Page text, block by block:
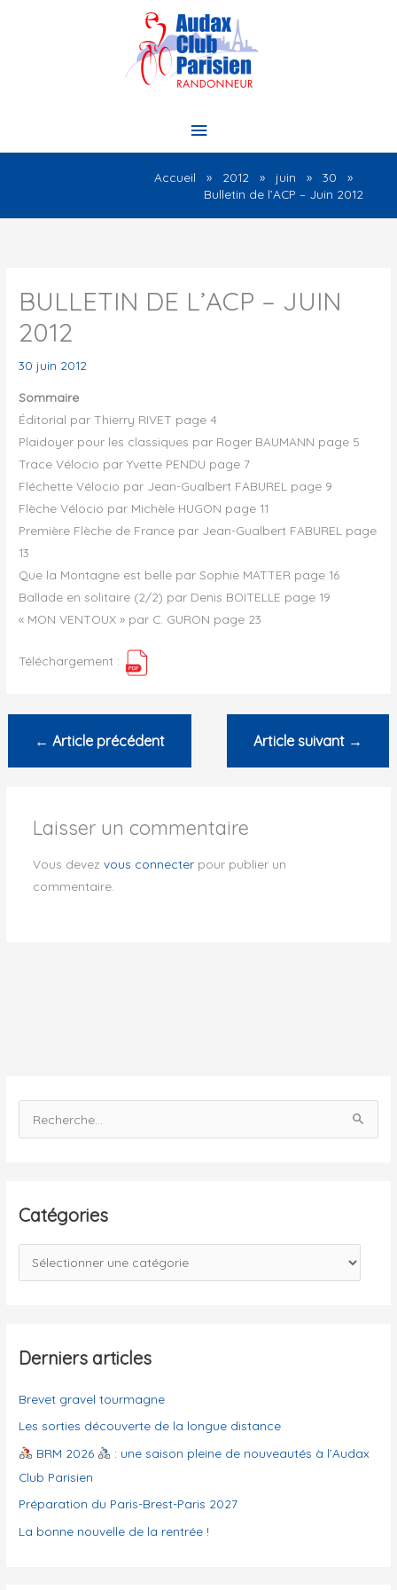
Menu
Accueil 2012 juin
30
Bulletin de l’ACP – Juin 2012
BULLETIN DE L’ACP – JUIN
2012
30 juin 2012
Sommaire
Éditorial par Thierry RIVET page 4
Plaidoyer pour les classiques par Roger BAUMANN page 5
Trace Vélocio par Yvette PENDU page 7
Fléchette Vélocio par Jean-Gualbert FABUREL page 9
Flèche Vélocio par Michèle HUGON page 11
Première Flèche de France par Jean-Gualbert FABUREL page
13
Que la Montagne est belle par Sophie MATTER page 16
Ballade en solitaire (2/2) par Denis BOITELLE page 19
« MON VENTOUX » par C. GURON page 23
Téléchargement :
← Article précédent Article suivant →
Laisser un commentaire
Vous devez vous connecterpour publier un
commentaire.
e
e
h
Catégories
a
g
r
i
e
s
Derniers articles
Brevet gravel tourmagne
Les sorties découverte de la longue distance
BRM 2026
: une saison pleine de nouveautés à l’Audax
Club Parisien
Préparation du Paris-Brest-Paris 2027
La bonne nouvelle de la rentrée !